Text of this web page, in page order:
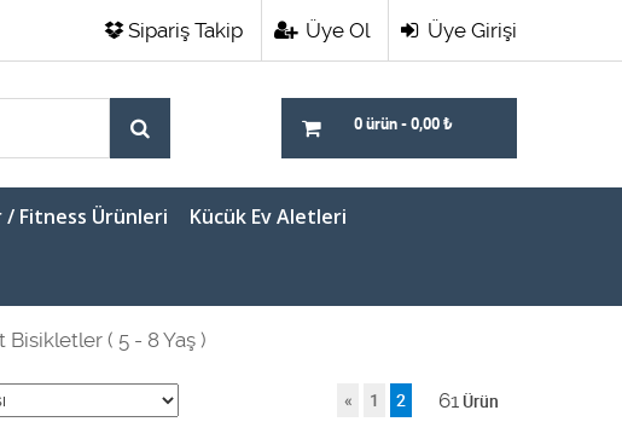
Üye Girişi
Üye Ol
Sipariş Takip
0 ürün - 0,00 ₺
/ Fitness Ürünleri Kücük Ev Aletleri
Bisikletler ( 5 - 8 Yaş )
61 Ürün
« 1 2